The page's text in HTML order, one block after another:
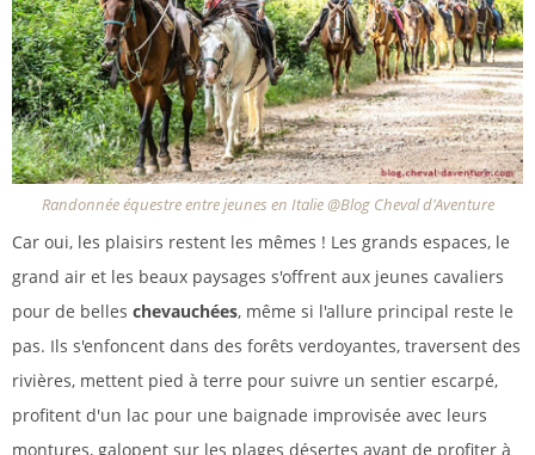
Randonnée équestre entre jeunes en Italie @Blog Cheval d'Aventure
Car oui, les plaisirs restent les mêmes ! Les grands espaces, le
grand air et les beaux paysages s'offrent aux jeunes cavaliers
pour de belles chevauchées, même si l'allure principal reste le
pas. Ils s'enfoncent dans des forêts verdoyantes, traversent des
rivières, mettent pied à terre pour suivre un sentier escarpé,
profitent d'un lac pour une baignade improvisée avec leurs
montures, galopent sur les plages désertes avant de profiter à